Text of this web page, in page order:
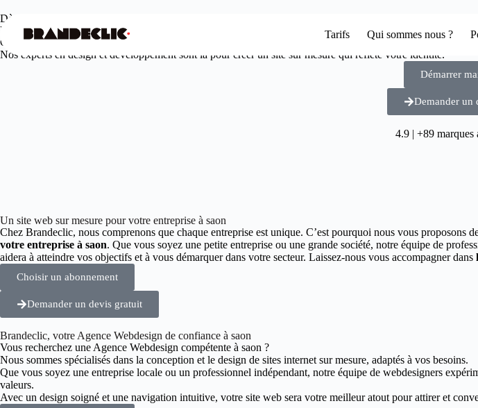
Tarifs Qui sommes nous ?
Dès
Votre agence web design à saon
Offrez à votre entreprise une présence en ligne unique et engageante.
Nos experts en design et développement sont là pour créer un site sur mesure qui reflète votre identité.
Démarrer
Demander un
4.9 | +89 marques
Un site web sur mesure pour votre entreprise à saon
Chez Brandeclic, nous comprenons que chaque entreprise est unique. C’est pourquoi nous vous proposons
votre entreprise à saon. Que vous soyez une petite entreprise ou une grande société, notre équipe de
aidera à atteindre vos objectifs et à vous démarquer dans votre secteur. Laissez-nous vous accompagner dans
Choisir un abonnement
Demander un devis gratuit
Brandeclic, votre Agence Webdesign de confiance à saon
Vous recherchez une Agence Webdesign compétente à saon ?
Nous sommes spécialisés dans la conception et le design de sites internet sur mesure, adaptés à vos besoins.
Que vous soyez une entreprise locale ou un professionnel indépendant, notre équipe de webdesigners
valeurs.
Avec un design soigné et une navigation intuitive, votre site web sera votre meilleur atout pour attirer et